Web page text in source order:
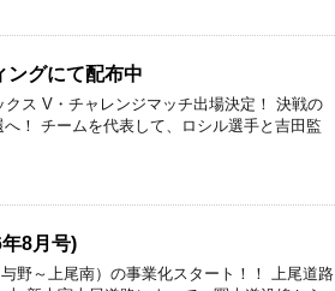
ングにて配布中
クス V・チャレンジマッチ出場決定！ 決戦の
！ チームを代表して、ロシル選手と吉田監
8月号)
野～上尾南）の事業化スタート！！ 上尾道路